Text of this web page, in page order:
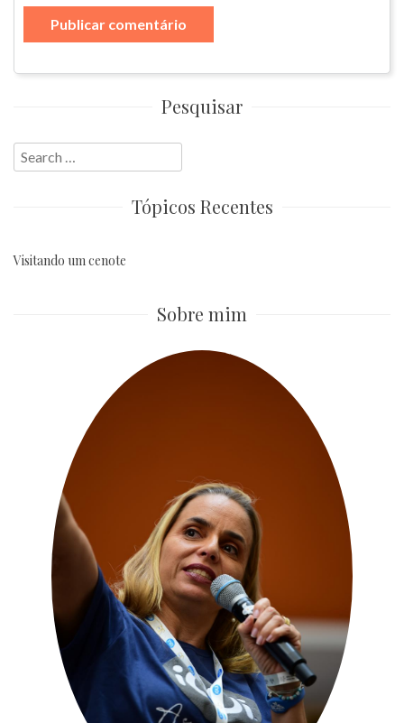
Pesquisar
Search
for:
Tópicos Recentes
Visitando um cenote
Sobre mim